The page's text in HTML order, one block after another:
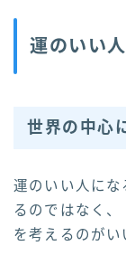
運のいい
世界の中心
運のいい人に
るのではなく、
を考えるのがい